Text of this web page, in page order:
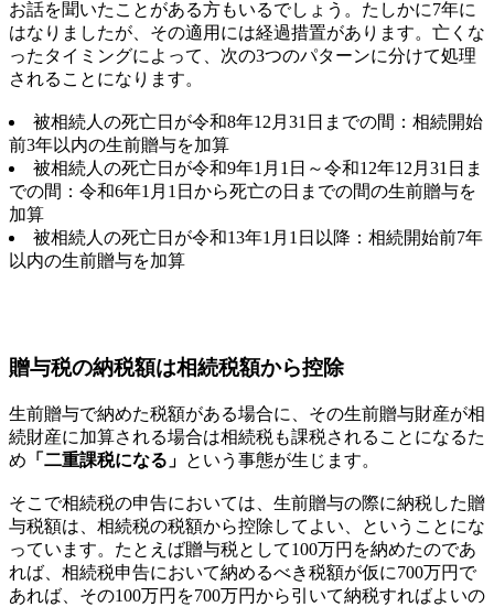
お話を聞いたことがある方もいるでしょう。たしかに7年に
はなりましたが、その適用には経過措置があります。亡くな
ったタイミングによって、次の3つのパターンに分けて処理
されることになります。
被相続人の死亡日が令和8年12月31日までの間：相続開始
前3年以内の生前贈与を加算
被相続人の死亡日が令和9年1月1日～令和12年12月31日ま
での間：令和6年1月1日から死亡の日までの間の生前贈与を
加算
被相続人の死亡日が令和13年1月1日以降：相続開始前7年
以内の生前贈与を加算
贈与税の納税額は相続税額から控除
生前贈与で納めた税額がある場合に、その生前贈与財産が相
続財産に加算される場合は相続税も課税されることになるた
め 「二重課税になる」 という事態が生じます。
そこで相続税の申告においては、生前贈与の際に納税した贈
与税額は、相続税の税額から控除してよい、ということにな
っています。たとえば贈与税として100万円を納めたのであ
れば、相続税申告において納めるべき税額が仮に700万円で
あれば、その100万円を700万円から引いて納税すればよいの